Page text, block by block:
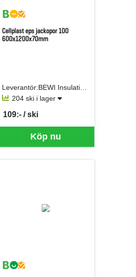
Cellplast eps jackopor 100
600x1200x70mm
Leverantör:BEWI Insulation AB (Jackon AB)
204 ski i lager
Köp nu
109:- / ski
SEK per SKI